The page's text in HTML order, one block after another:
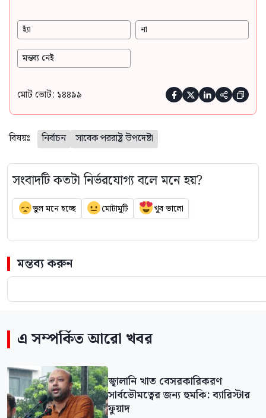
হ্যাঁ না
মন্তব্য নেই
মোট ভোট: ১৪৪৯৯     
বিষয়ঃ নির্বাচন সাবেক পররাষ্ট্র উপদেষ্টা
সংবাদটি কতটা নির্ভরযোগ্য বলে মনে হয়?
ভুল মনে হচ্ছে মোটামুটি খুব ভালো
মন্তব্য করুন
এ সম্পর্কিত আরো খবর
জ্বালানি খাত বেসরকারিকরণ
সার্বভৌমত্বের জন্য হুমকি: ব্যারিস্টার
ফুয়াদ